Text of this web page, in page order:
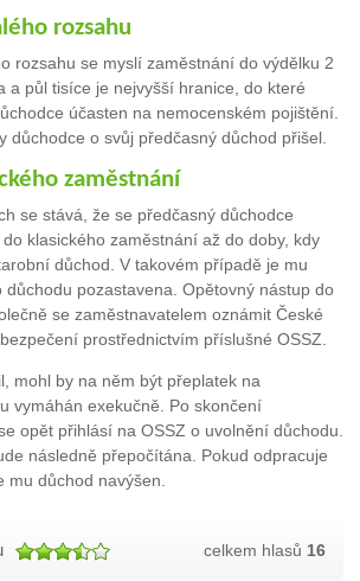
rozsahu
rozsahu se myslí zaměstnání do výdělku 2
a půl tisíce je nejvyšší hranice, do které
účasten na nemocenském pojištění.
důchodce o svůj předčasný důchod přišel.
zaměstnání
se stává, že se předčasný důchodce
klasického zaměstnání až do doby, kdy
důchod. V takovém případě je mu
důchodu pozastavena. Opětovný nástup do
se zaměstnavatelem oznámit České
prostřednictvím příslušné OSSZ.
mohl by na něm být přeplatek na
vymáhán exekučně. Po skončení
opět přihlásí na OSSZ o uvolnění důchodu.
následně přepočítána. Pokud odpracuje
mu důchod navýšen.
celkem hlasů 16